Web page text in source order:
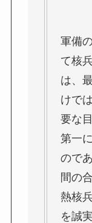
軍備
て核
は、
けで
要な
第一
ので
間の
熱核
を誠